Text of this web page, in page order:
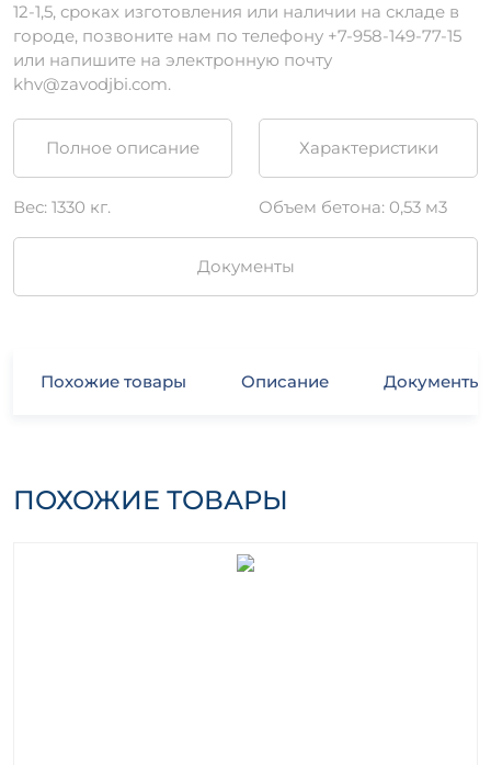
12-1,5, сроках изготовления или наличии на складе в
городе, позвоните нам по телефону +7-958-149-77-15
или напишите на электронную почту
khv@zavodjbi.com.
Полное описание Характеристики
Вес: 1330 кг. Объем бетона: 0,53 м3
Документы
Похожие товары Описание Документы
ПОХОЖИЕ ТОВАРЫ